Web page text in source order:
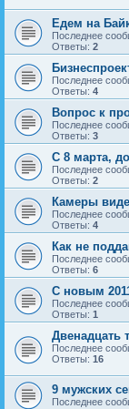
Едем на
Последнее
Ответы: 2
Последнее
Ответы: 4
Вопрос к
Последнее
Ответы: 3
С 8 марта,
Последнее
Ответы: 2
Камеры
Последнее
Ответы: 4
Как не
Последнее
Ответы: 6
С новым
Последнее
Ответы: 1
Двенадцать
Последнее
Ответы: 16
9 мужских
Последнее